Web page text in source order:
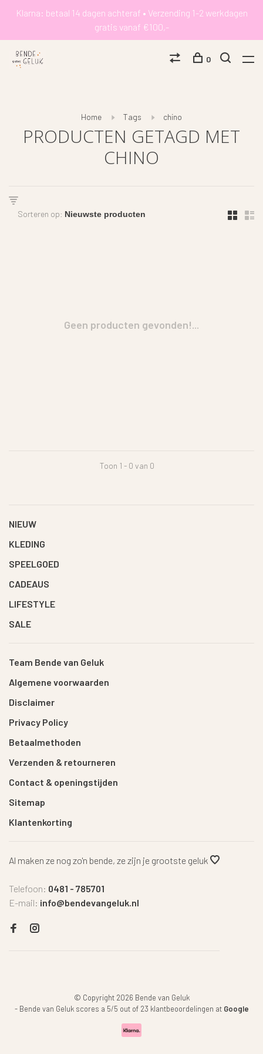
Klarna: betaal 14 dagen achteraf • Verzending 1-2 werkdagen
gratis vanaf €100,-
0
Home Tags chino
PRODUCTEN GETAGD MET
CHINO
Sorteren op:
Geen producten gevonden!...
Toon 1 - 0 van 0
NIEUW
KLEDING
SPEELGOED
CADEAUS
LIFESTYLE
SALE
Team Bende van Geluk
Algemene voorwaarden
Disclaimer
Privacy Policy
Betaalmethoden
Verzenden & retourneren
Contact & openingstijden
Sitemap
Klantenkorting
Al maken ze nog zo'n bende, ze zijn je grootste geluk
Telefoon: 0481 - 785701
E-mail: info@bendevangeluk.nl
© Copyright 2026 Bende van Geluk
- Bende van Geluk scores a 5/5 out of 23 klantbeoordelingen at Google